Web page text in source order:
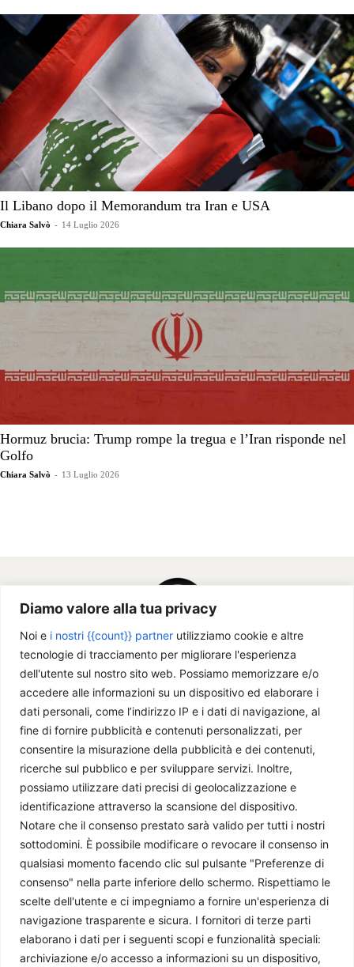
Diamo valore alla tua privacy
Noi e i nostri {{count}} partner utilizziamo cookie e altre
tecnologie di tracciamento per migliorare l'esperienza
dell'utente sul nostro sito web. Possiamo memorizzare e/o
accedere alle informazioni su un dispositivo ed elaborare i
dati personali, come l’indirizzo IP e i dati di navigazione, al
fine di fornire pubblicità e contenuti personalizzati, per
consentire la misurazione della pubblicità e dei contenuti,
ricerche sul pubblico e per sviluppare servizi. Inoltre,
possiamo utilizzare dati precisi di geolocalizzazione e
identificazione attraverso la scansione del dispositivo.
Notare che il consenso prestato sarà valido per tutti i nostri
sottodomini. È possibile modificare o revocare il consenso in
qualsiasi momento facendo clic sul pulsante "Preferenze di
consenso" nella parte inferiore dello schermo. Rispettiamo le
scelte dell'utente e ci impegniamo a fornire un'esperienza di
navigazione trasparente e sicura. I fornitori di terze parti
elaborano i dati per i seguenti scopi e funzionalità speciali:
archiviazione e/o accesso a informazioni su un dispositivo,
Il Libano dopo il Memorandum tra Iran e USA
Chiara Salvò - 14 Luglio 2026
Hormuz brucia: Trump rompe la tregua e l’Iran risponde nel
Golfo
Chiara Salvò - 13 Luglio 2026
Chi siamo
Il Caffè Geopolitico è una Associazione di Promozione Sociale. Dal
2009 parliamo di politica internazionale, per diffondere una
conoscenza accessibile e aggiornata delle dinamiche geopolitiche che
segnano il mondo che ci circonda.
C.F./P.IVA 11078490965 - Testata giornalistica registrata presso il
Tribunale di Milano aut. n.398 del 10/12/2013 - ISSN 2384-9975
Scrivici:redazione@ilcaffegeopolitico.net
Seguici